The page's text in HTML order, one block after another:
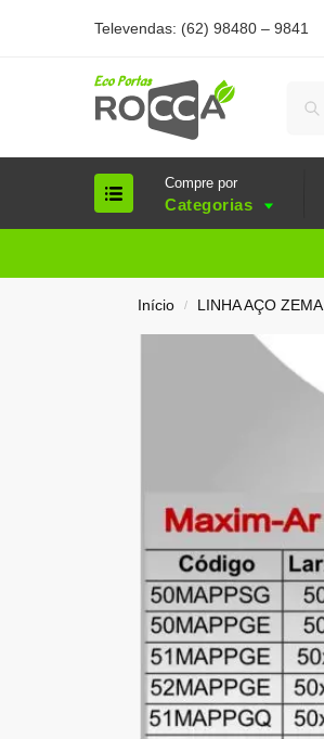
Televendas: (62) 98480 – 9841
Compre por
Categorias
Início / LINHA AÇO ZEMA